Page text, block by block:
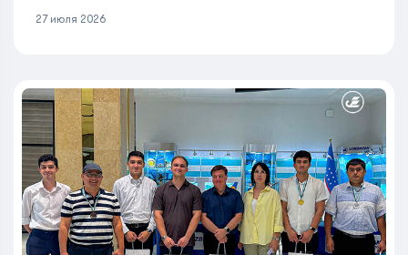
27 июля 2026